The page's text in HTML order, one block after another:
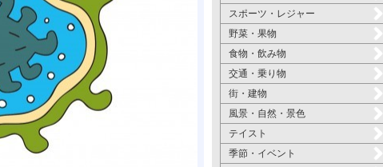
スポーツ・レジャー
野菜・果物
食物・飲み物
交通・乗り物
街・建物
風景・自然・景色
テイスト
季節・イベント